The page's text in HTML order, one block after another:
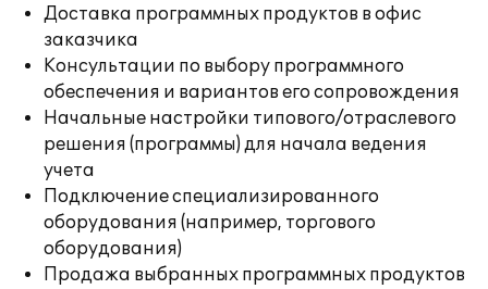
Доставка программных продуктов в офис
заказчика
Консультации по выбору программного
обеспечения и вариантов его сопровождения
Начальные настройки типового/отраслевого
решения (программы) для начала ведения
учета
Подключение специализированного
оборудования (например, торгового
оборудования)
Продажа выбранных программных продуктов